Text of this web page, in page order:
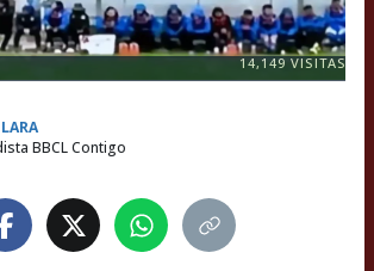
14,149 VISITAS
LARA
BBCL Contigo